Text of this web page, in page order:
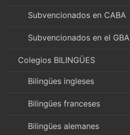
Subvencionados en CABA
Subvencionados en el GBA
Colegios BILINGÜES
Bilingües ingleses
Bilingües franceses
Bilingües alemanes